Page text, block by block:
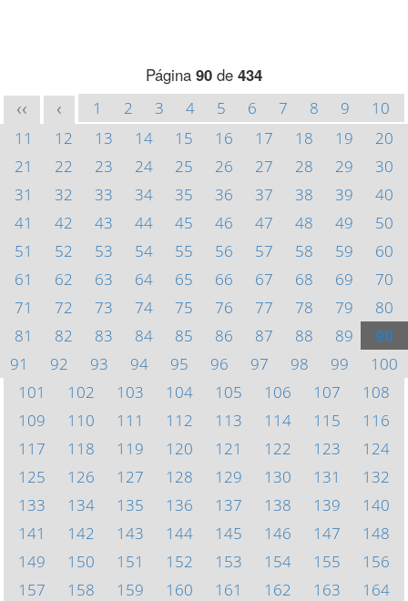
Página 90 de 434
<< < 1 2 3 4 5 6 7 8 9
10
11
12 13 14 15 16 17 18 19
20
21
22 23 24 25 26 27 28 29
30
31
32 33 34 35 36 37 38 39
40
41
42 43 44 45 46 47 48 49
50
51
52 53 54 55 56 57 58 59
60
61
62 63 64 65 66 67 68 69
70
71
72 73 74 75 76 77 78 79
80
81
82 83 84 85 86 87 88 89
90
91
92 93 94 95 96 97 98 99
100
101
102 103 104 105 106 107
108
109
110 111 112 113 114 115
116
117
118 119 120 121 122 123
124
125
126 127 128 129 130 131
132
133
134 135 136 137 138 139
140
141
142 143 144 145 146 147
148
149
150 151 152 153 154 155
156
157
158 159 160 161 162 163
164